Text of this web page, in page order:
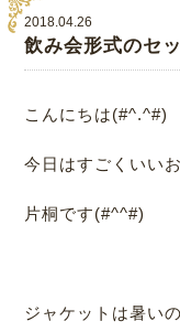
2018.04.26
飲み会形式のセ
こんにちは(#^.^#)
今日はすごくいい
片桐です(#^^#)
ジャケットは暑い